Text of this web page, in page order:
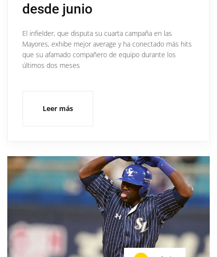
desde junio
El infielder, que disputa su cuarta campaña en las
Mayores, exhibe mejor average y ha conectado más hits
que su afamado compañero de equipo durante los
últimos dos meses
Leer más